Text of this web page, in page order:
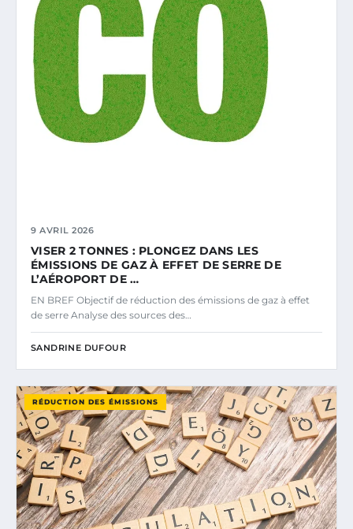
9 AVRIL 2026
VISER 2 TONNES : PLONGEZ DANS LES
ÉMISSIONS DE GAZ À EFFET DE SERRE DE
L’AÉROPORT DE …
EN BREF Objectif de réduction des émissions de gaz à effet
de serre Analyse des sources des…
SANDRINE DUFOUR
RÉDUCTION DES ÉMISSIONS